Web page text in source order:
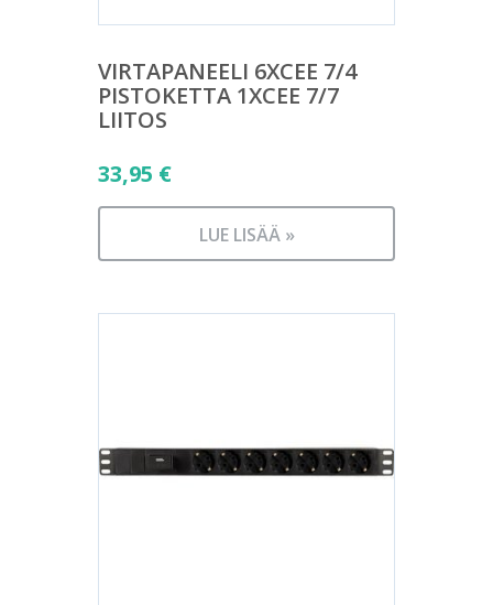
VIRTAPANEELI 6XCEE 7/4
PISTOKETTA 1XCEE 7/7
LIITOS
33,95 €
LUE LISÄÄ »